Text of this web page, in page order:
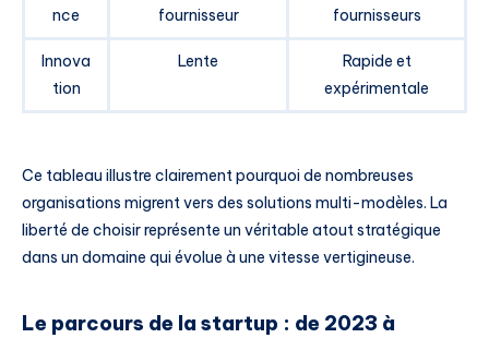
nce
fournisseur
fournisseurs
Innova
tion
Lente
Rapide et
expérimentale
Ce tableau illustre clairement pourquoi de nombreuses
organisations migrent vers des solutions multi-modèles. La
liberté de choisir représente un véritable atout stratégique
dans un domaine qui évolue à une vitesse vertigineuse.
Le parcours de la startup : de 2023 à